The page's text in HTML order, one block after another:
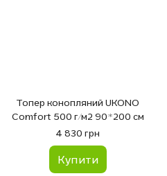
Топер конопляний UKONO
Comfort 500 г/м2 90*200 см
4 830 грн
Купити